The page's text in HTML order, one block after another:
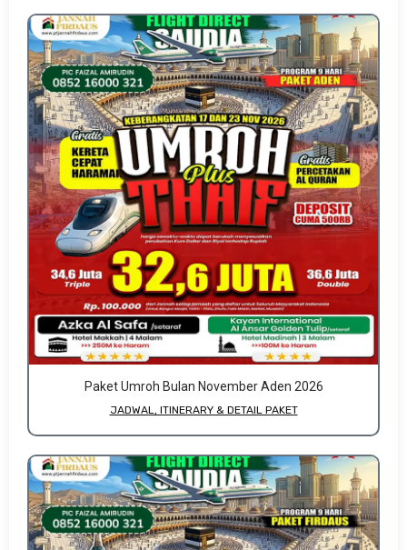
Paket Umroh Bulan November Aden 2026
JADWAL, ITINERARY & DETAIL PAKET